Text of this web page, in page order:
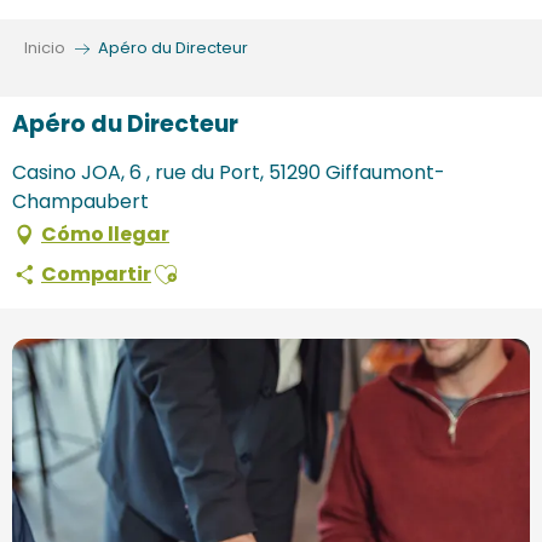
Inicio Apéro du Directeur
Apéro du Directeur
Casino JOA, 6 , rue du Port, 51290 Giffaumont-
Champaubert
Cómo llegar
CompartirAjouter aux favoris